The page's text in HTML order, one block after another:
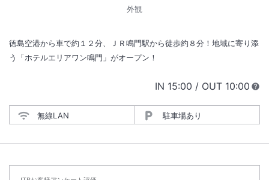
外観
徳島空港から車で約１２分、ＪＲ鳴門駅から徒歩約８分！地域に寄り添
う「ホテルエリアワン鳴門」がオープン！
IN チェックイン
15:00 / OUT チェック
10:00
無線LAN 駐車場あり